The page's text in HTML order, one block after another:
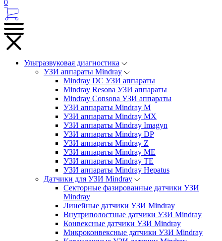
0
Ультразвуковая диагностика
УЗИ аппараты Mindray
Mindray DC УЗИ аппараты
Mindray Resona УЗИ аппараты
Mindray Consona УЗИ аппараты
УЗИ аппараты Mindray M
УЗИ аппараты Mindray MX
УЗИ аппараты Mindray Imagyn
УЗИ аппараты Mindray DP
УЗИ аппараты Mindray Z
УЗИ аппараты Mindray ME
УЗИ аппараты Mindray TE
УЗИ аппараты Mindray Hepatus
Датчики для УЗИ Mindray
Секторные фазированные датчики УЗИ
Mindray
Линейные датчики УЗИ Mindray
Внутриполостные датчики УЗИ Mindray
Конвексные датчики УЗИ Mindray
Микроконвексные датчики УЗИ Mindray